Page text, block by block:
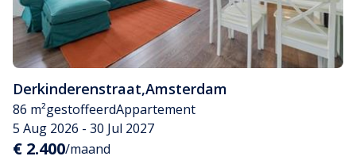
Derkinderenstraat,Amsterdam
86 m²gestoffeerdAppartement
5 Aug 2026 - 30 Jul 2027
€ 2.400/maand